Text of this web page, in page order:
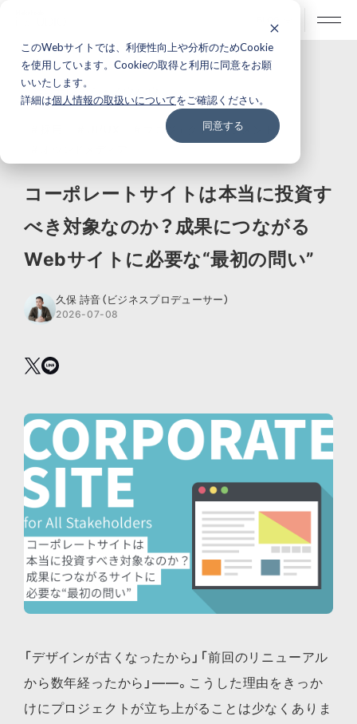
このWebサイトでは、利便性向上や分析のためCookie
を使用しています。Cookieの取得と利用に同意をお願
いいたします。
詳細は個人情報の取扱いについてをご確認ください。
同意する
ナレッジ・ノウハウ
# プロジェクトマネジメント
コーポレートサイトは本当に投資す
べき対象なのか？成果につながる
Webサイトに必要な“最初の問い”
久保 詩音（ビジネスプロデューサー）
2026-07-08
「デザインが古くなったから」「前回のリニューアル
から数年経ったから」——。こうした理由をきっか
けにプロジェクトが立ち上がることは少なくありま